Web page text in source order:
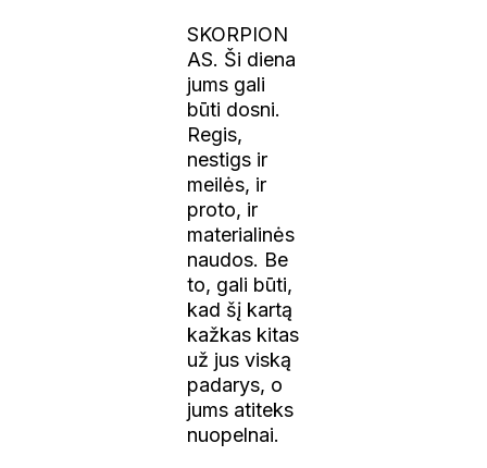
SKORPION
AS. Ši diena
jums gali
būti dosni.
Regis,
nestigs ir
meilės, ir
proto, ir
materialinės
naudos. Be
to, gali būti,
kad šį kartą
kažkas kitas
už jus viską
padarys, o
jums atiteks
nuopelnai.